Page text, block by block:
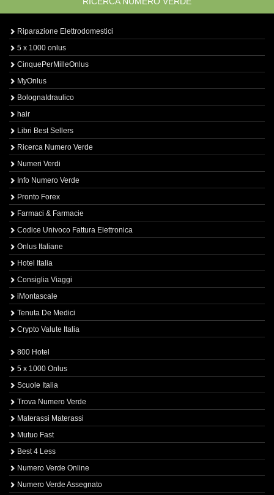
Riparazione Elettrodomestici
5 x 1000 onlus
CinquePerMilleOnlus
MyOnlus
BolognaIdraulico
hair
Libri Best Sellers
Ricerca Numero Verde
Numeri Verdi
Info Numero Verde
Pronto Forex
Farmaci & Farmacie
Codice Univoco Fattura Elettronica
Onlus Italiane
Hotel Italia
Consiglia Viaggi
iMontascale
Tenuta De Medici
Crypto Valute Italia
800 Hotel
5 x 1000 Onlus
Scuole Italia
Trova Numero Verde
Materassi Materassi
Mutuo Fast
Best 4 Less
Numero Verde Online
Numero Verde Assegnato